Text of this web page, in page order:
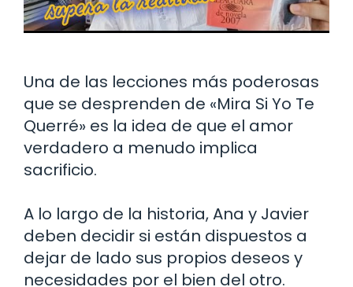
Una de las lecciones más poderosas
que se desprenden de «Mira Si Yo Te
Querré» es la idea de que el amor
verdadero a menudo implica
sacrificio.
A lo largo de la historia, Ana y Javier
deben decidir si están dispuestos a
dejar de lado sus propios deseos y
necesidades por el bien del otro.